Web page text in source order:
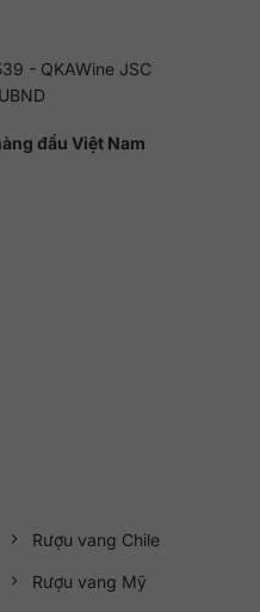
- QKAWine JSC
đầu Việt Nam
Rượu vang Chile
Rượu vang Mỹ